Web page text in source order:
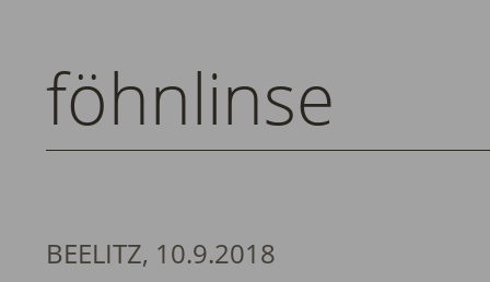
föhnlinse
BEELITZ, 10.9.2018